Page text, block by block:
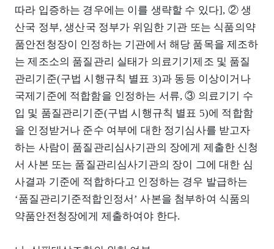
따라 입증하는 경우에는 이를 생략할 수 있다], ② 생
산국 정부, 생산국 정부가 위임한 기관 또는 식품의약
품안전청장이 인정하는 기관에서 해당 품목을 제조하
는 제조소의 품질관리 실태가 의료기기제조 및 품질
관리기준(구법 시행규칙 별표 3)과 동등 이상이거나
국제기준에 적합함을 인정하는 서류, ③ 의료기기 수
입 및 품질관리기준(구법 시행규칙 별표 5)에 적합함
을 인정받거나 준수 여부에 대한 정기심사를 받고자
하는 사람이 품질관리심사기관의 장에게 제출한 신청
서 사본 또는 품질관리심사기관의 장이 그에 대한 심
사결과 기준에 적합하다고 인정하는 경우 발급하는
‘품질관리기준적합인정서’ 사본을 첨부하여 식품의
약품안전청장에게 제출하여야 한다.